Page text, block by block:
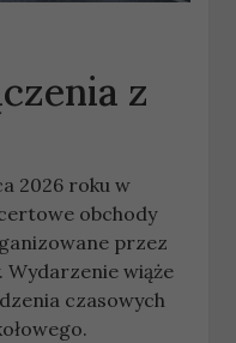
z
2026 roku w
obchody
przez
Wydarzenie wiąże
czasowych